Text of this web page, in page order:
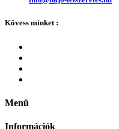
Kövess minket :
Menü
Információk